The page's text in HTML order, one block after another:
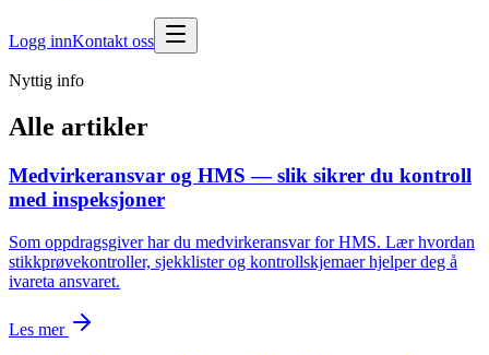
Logg innKontakt oss
Nyttig info
Alle artikler
Medvirkeransvar og HMS — slik sikrer du kontroll
med inspeksjoner
Som oppdragsgiver har du medvirkeransvar for HMS. Lær hvordan
stikkprøvekontroller, sjekklister og kontrollskjemaer hjelper deg å
ivareta ansvaret.
Les mer